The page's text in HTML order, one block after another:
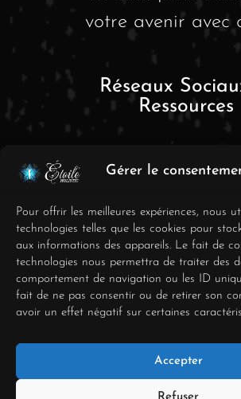
Gérer le
Pour offrir les meilleures expériences, nous
technologies telles que les cookies pour
aux informations des appareils. Le fait de
technologies nous permettra de traiter des
comportement de navigation ou les ID
fait de ne pas consentir ou de retirer son
avoir un effet négatif sur certaines
Accepter
Refuser
votre avenir avec
Réseaux
Ressources
Mentions
Conditions